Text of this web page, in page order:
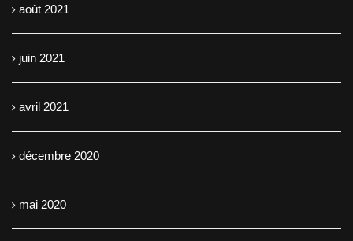
août 2021
juin 2021
avril 2021
décembre 2020
mai 2020